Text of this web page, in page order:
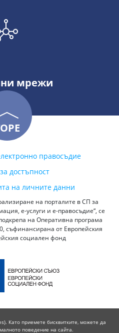
мрежи
правосъдие
достъпност
на личните данни
на порталите в СП за
е-услуги и е-правосъдие“, се
на Оперативна програма
съфинансирана от Европейския
социален фонд
Като приемете бисквитките, можете да
поведение на сайта.